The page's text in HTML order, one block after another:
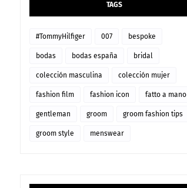
TAGS
#TommyHilfiger 007 bespoke
bodas bodas españa bridal
colección masculina colección mujer
fashion film fashion icon fatto a mano
gentleman groom groom fashion tips
groom style menswear